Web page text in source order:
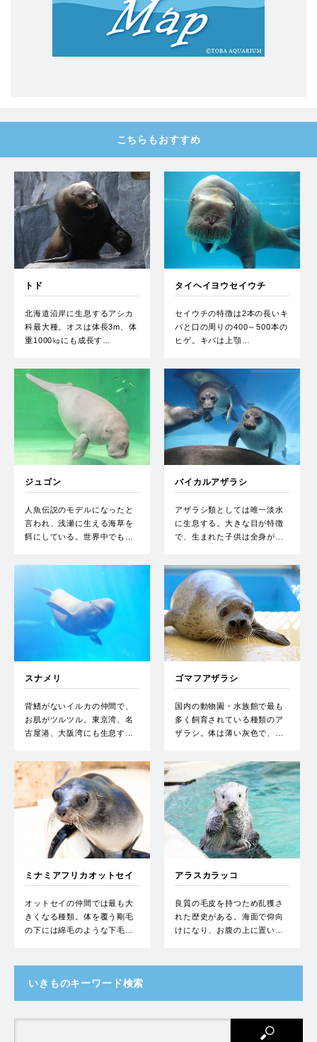
こちらもおすすめ
トド
北海道沿岸に生息するアシカ
科最大種。オスは体長3m、体
重1000㎏にも成長す…
タイヘイヨウセイウチ
セイウチの特徴は2本の長いキ
バと口の周りの400～500本の
ヒゲ。キバは上顎…
ジュゴン
人魚伝説のモデルになったと
言われ、浅瀬に生える海草を
餌にしている。世界中でも…
バイカルアザラシ
アザラシ類としては唯一淡水
に生息する。大きな目が特徴
で、生まれた子供は全身が…
スナメリ
背鰭がないイルカの仲間で、
お肌がツルツル。東京湾、名
古屋港、大阪湾にも生息す…
ゴマフアザラシ
国内の動物園・水族館で最も
多く飼育されている種類のア
ザラシ。体は薄い灰色で、…
ミナミアフリカオットセイ
オットセイの仲間では最も大
きくなる種類。体を覆う剛毛
の下には綿毛のような下毛…
アラスカラッコ
良質の毛皮を持つため乱獲さ
れた歴史がある。海面で仰向
けになり、お腹の上に置い…
いきものキーワード検索